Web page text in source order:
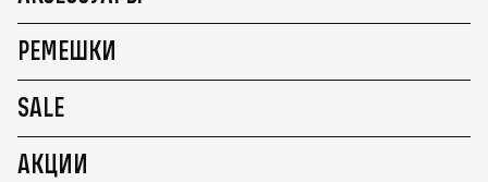
РЕМЕШКИ
SALE
АКЦИИ